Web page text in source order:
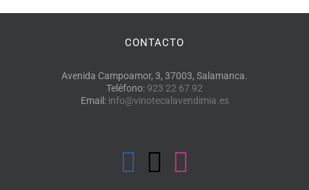
CONTACTO
Avenida Campoamor, 3, 37003, Salamanca.
Teléfono: 923 22 67 92
Email: info@vinotecalavendimia.es